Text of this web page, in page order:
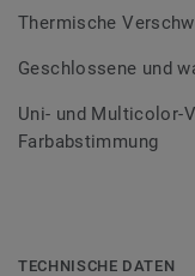
von Kontrastfarben
Thermische
Geschlossene und
Uni- und Multicolor-
Farbabstimmung
TECHNISCHE DATEN